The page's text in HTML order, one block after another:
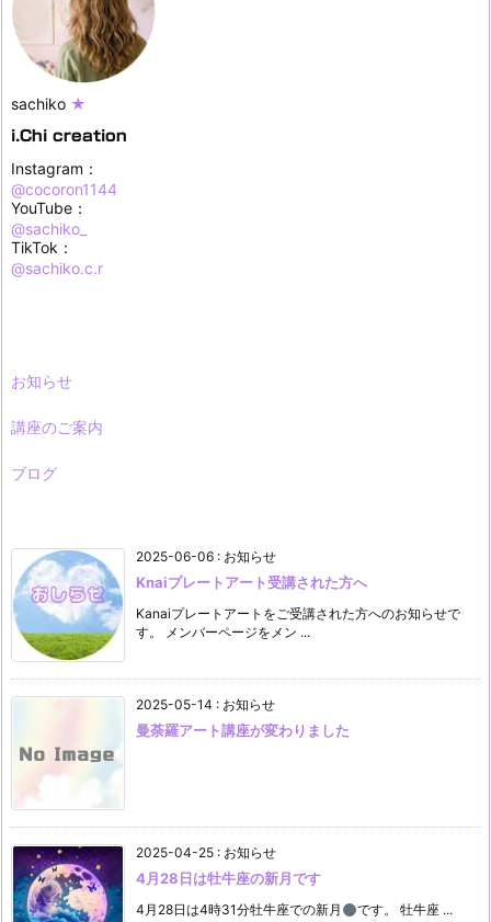
sachiko ★
i.Chi creation
Instagram：
@cocoron1144
YouTube：
@sachiko_
TikTok：
@sachiko.c.r
お知らせ
講座のご案内
ブログ
2025-06-06 : お知らせ
Knaiプレートアート受講された方へ
Kanaiプレートアートをご受講された方へのお知らせで
す。 メンバーページをメン ...
2025-05-14 : お知らせ
曼荼羅アート講座が変わりました
2025-04-25 : お知らせ
4月28日は牡牛座の新月です
4月28日は4時31分牡牛座での新月 です。 牡牛座 ...